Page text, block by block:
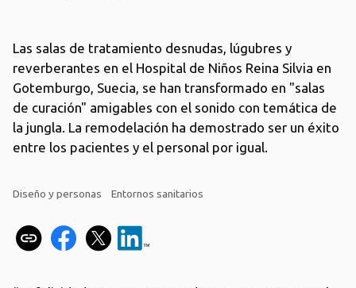
Las salas de tratamiento desnudas, lúgubres y
reverberantes en el Hospital de Niños Reina Silvia en
Gotemburgo, Suecia, se han transformado en "salas
de curación" amigables con el sonido con temática de
la jungla. La remodelación ha demostrado ser un éxito
entre los pacientes y el personal por igual.
Diseño y personas Entornos sanitarios